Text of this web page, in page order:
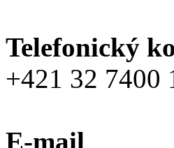
Telefonický
+421 32 7400
E-mail